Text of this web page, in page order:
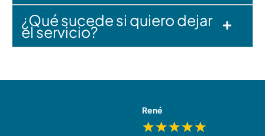
¿Qué sucede si quiero dejar
el servicio?
René
★★★★★